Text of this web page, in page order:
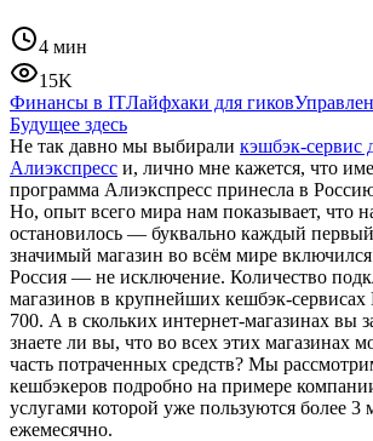
4 мин
15K
Финансы в ITЛайфхаки для гиков
Будущее здесь
Не так давно мы выбирали кэшбэк-сервис
Алиэкспресс и, лично мне кажется, что
программа Алиэкспресс принесла в
Но, опыт всего мира нам показывает, что
остановилось — буквально каждый
значимый магазин во всём мире
Россия — не исключение. Количество
магазинов в крупнейших кешбэк-
700. А в скольких интернет-магазинах вы
знаете ли вы, что во всех этих магазинах
часть потраченных средств? Мы
кешбэкеров подробно на примере
услугами которой уже пользуются более 3
ежемесячно.